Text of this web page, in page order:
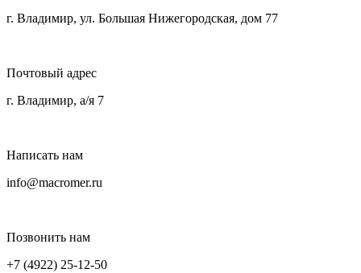
г. Владимир, ул. Большая Нижегородская, дом 77
Почтовый адрес
г. Владимир, а/я 7
Написать нам
info@macromer.ru
Позвонить нам
+7 (4922) 25-12-50